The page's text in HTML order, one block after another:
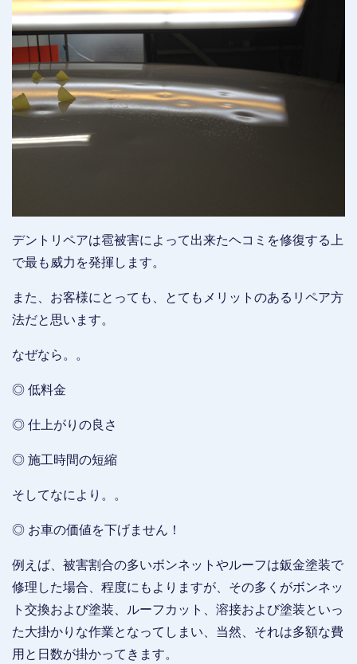
デントリペアは雹被害によって出来たヘコミを修復する上
で最も威力を発揮します。
また、お客様にとっても、とてもメリットのあるリペア方
法だと思います。
なぜなら。。
◎ 低料金
◎ 仕上がりの良さ
◎ 施工時間の短縮
そしてなにより。。
◎ お車の価値を下げません！
例えば、被害割合の多いボンネットやルーフは鈑金塗装で
修理した場合、程度にもよりますが、その多くがボンネッ
ト交換および塗装、ルーフカット、溶接および塗装といっ
た大掛かりな作業となってしまい、当然、それは多額な費
用と日数が掛かってきます。